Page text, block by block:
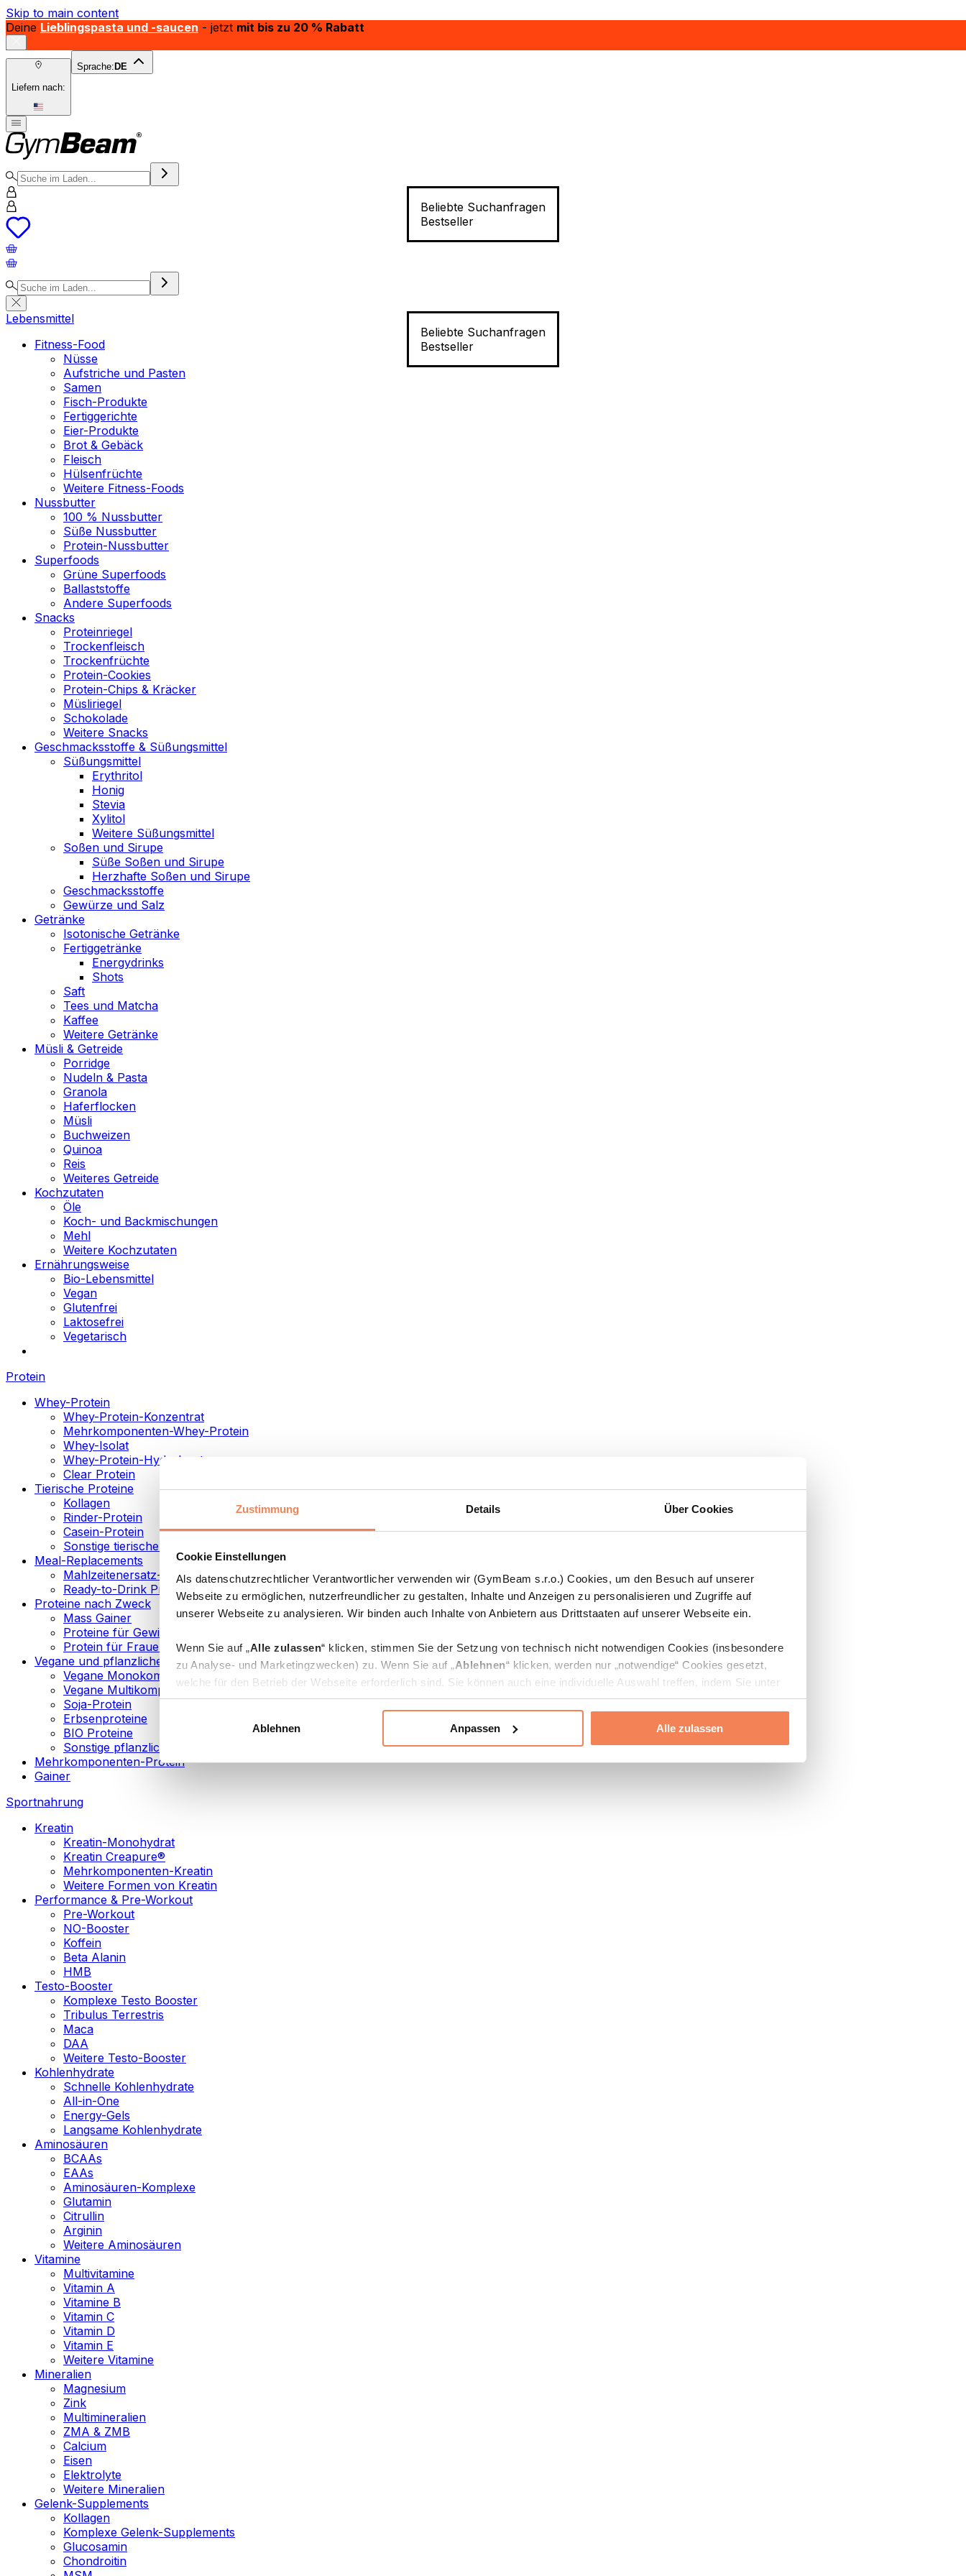
Zustimmung Details Über Cookies
Cookie Einstellungen
Als datenschutzrechtlicher Verantwortlicher verwenden wir (GymBeam s.r.o.) Cookies, um den Besuch auf unserer
Webseite zu ermöglichen, nutzerfreundlicher zu gestalten, Inhalte und Anzeigen zu personalisieren und Zugriffe auf
unserer Webseite zu analysieren. Wir binden auch Inhalte von Anbietern aus Drittstaaten auf unserer Webseite ein.
Wenn Sie auf „Alle zulassen“ klicken, stimmen Sie der Setzung von technisch nicht notwendigen Cookies (insbesondere
zu Analyse- und Marketingzwecken) zu. Wenn Sie auf „Ablehnen“ klicken, werden nur „notwendige“ Cookies gesetzt,
welche für den Betrieb der Webseite erforderlich sind. Sie können auch eine individuelle Auswahl treffen, indem Sie unter
„Anpassen“ einzelne Kategorien an- oder abwählen und „Auswahl erlauben“ klicken.
Weitere Informationen über die Verarbeitung Ihrer Daten finden Sie in den Unterpunkten „Details“ und „Über Cookies“
Ablehnen Anpassen Alle zulassen
Skip to main content
Deine Lieblingspasta und -saucen - jetzt mit bis zu 20 % Rabatt
Liefern nach:
Sprache: DE
Beliebte Suchanfragen
Bestseller
Beliebte Suchanfragen
Bestseller
Lebensmittel
Fitness-Food
Nüsse
Aufstriche und Pasten
Samen
Fisch-Produkte
Fertiggerichte
Eier-Produkte
Brot & Gebäck
Fleisch
Hülsenfrüchte
Weitere Fitness-Foods
Nussbutter
100 % Nussbutter
Süße Nussbutter
Protein-Nussbutter
Superfoods
Grüne Superfoods
Ballaststoffe
Andere Superfoods
Snacks
Proteinriegel
Trockenfleisch
Trockenfrüchte
Protein-Cookies
Protein-Chips & Kräcker
Müsliriegel
Schokolade
Weitere Snacks
Geschmacksstoffe & Süßungsmittel
Süßungsmittel
Erythritol
Honig
Stevia
Xylitol
Weitere Süßungsmittel
Soßen und Sirupe
Süße Soßen und Sirupe
Herzhafte Soßen und Sirupe
Geschmacksstoffe
Gewürze und Salz
Getränke
Isotonische Getränke
Fertiggetränke
Energydrinks
Shots
Saft
Tees und Matcha
Kaffee
Weitere Getränke
Müsli & Getreide
Porridge
Nudeln & Pasta
Granola
Haferflocken
Müsli
Buchweizen
Quinoa
Reis
Weiteres Getreide
Kochzutaten
Öle
Koch- und Backmischungen
Mehl
Weitere Kochzutaten
Ernährungsweise
Bio-Lebensmittel
Vegan
Glutenfrei
Laktosefrei
Vegetarisch
Protein
Whey-Protein
Whey-Protein-Konzentrat
Mehrkomponenten-Whey-Protein
Whey-Isolat
Whey-Protein-Hydrolysat
Clear Protein
Tierische Proteine
Kollagen
Rinder-Protein
Casein-Protein
Sonstige tierische Proteine
Meal-Replacements
Mahlzeitenersatz-Pulver
Ready-to-Drink Proteingetränke
Proteine nach Zweck
Mass Gainer
Proteine für Gewichtsverlust
Protein für Frauen
Vegane und pflanzliche Proteine
Vegane Monokomponenten-Proteine
Vegane Multikomponenten-Proteine
Soja-Protein
Erbsenproteine
BIO Proteine
Sonstige pflanzliche Proteine
Mehrkomponenten-Protein
Gainer
Sportnahrung
Kreatin
Kreatin-Monohydrat
Kreatin Creapure®
Mehrkomponenten-Kreatin
Weitere Formen von Kreatin
Performance & Pre-Workout
Pre-Workout
NO-Booster
Koffein
Beta Alanin
HMB
Testo-Booster
Komplexe Testo Booster
Tribulus Terrestris
Maca
DAA
Weitere Testo-Booster
Kohlenhydrate
Schnelle Kohlenhydrate
All-in-One
Energy-Gels
Langsame Kohlenhydrate
Aminosäuren
BCAAs
EAAs
Aminosäuren-Komplexe
Glutamin
Citrullin
Arginin
Weitere Aminosäuren
Vitamine
Multivitamine
Vitamin A
Vitamine B
Vitamin C
Vitamin D
Vitamin E
Weitere Vitamine
Mineralien
Magnesium
Zink
Multimineralien
ZMA & ZMB
Calcium
Eisen
Elektrolyte
Weitere Mineralien
Gelenk-Supplements
Kollagen
Komplexe Gelenk-Supplements
Glucosamin
Chondroitin